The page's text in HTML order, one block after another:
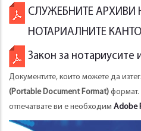
СЛУЖЕБНИТЕ АРХИВИ
НОТАРИАЛНИТЕ
Закон за нотариусите
Документите, които можете да
(Portable Document Format) формат.
отпечатвате ви е необходим Adobe